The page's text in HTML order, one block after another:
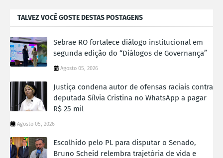
TALVEZ VOCÊ GOSTE DESTAS POSTAGENS
Sebrae RO fortalece diálogo institucional em
segunda edição do “Diálogos de Governança”
Agosto 05, 2026
Justiça condena autor de ofensas raciais contra
deputada Sílvia Cristina no WhatsApp a pagar
R$ 25 mil
Agosto 05, 2026
Escolhido pelo PL para disputar o Senado,
Bruno Scheid relembra trajetória de vida e